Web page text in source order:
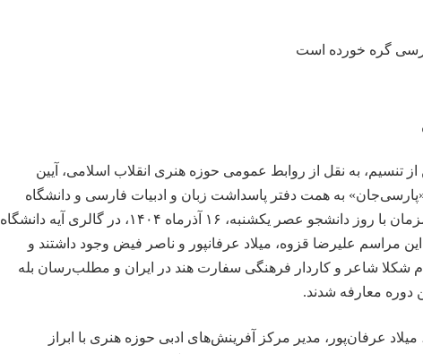
از تنسیم، به نقل از روابط عمومی حوزه هنری انقلاب اسلامی، آیین
به همت دفتر پاسداشت زبان و ادبیات فارسی و دانشگاه
بین‌المللی سوره و همزمان با روز دانشجو عصر یکشنبه، ۱۶ آذرماه ۱۴۰۴، در گالری آیه دانشگاه
مراسم علیرضا قزوه، میلاد عرفانپور و ناصر فیض وجود داشتند و
شکلا شاعر و کاردار فرهنگی سفارت هند در ایران و مطلب‌رسان بله
دوره معارفه شدند.
میلاد عرفان‌پور، مدیر مرکز آفرینش‌های ادبی حوزه هنری با ابراز